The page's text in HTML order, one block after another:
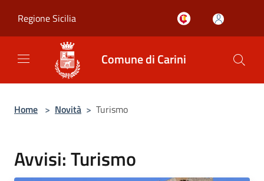
Regione Sicilia
Comune di Carini
Home > Novità > Turismo
Avvisi: Turismo